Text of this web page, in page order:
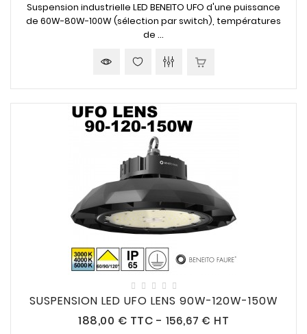
Suspension industrielle LED BENEITO UFO d'une puissance
de 60W-80W-100W (sélection par switch), températures
de ...
SUSPENSION LED UFO LENS 90W-120W-150W
188,00 € Prix
TTC - 156,67 € HT